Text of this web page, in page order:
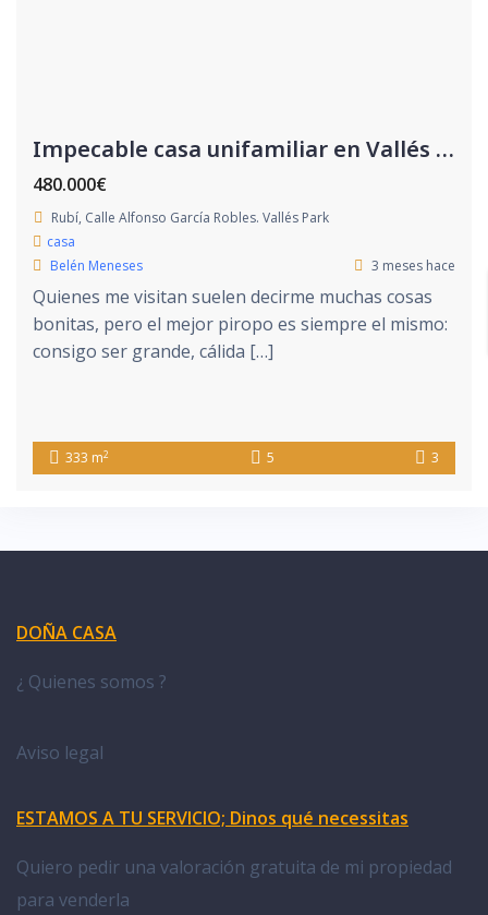
Impecable casa unifamiliar en Vallés Park
480.000€
Rubí, Calle Alfonso García Robles. Vallés Park
casa
Belén Meneses
3 meses hace
Quienes me visitan suelen decirme muchas cosas
bonitas, pero el mejor piropo es siempre el mismo:
consigo ser grande, cálida […]
333 m2 5 3
DOÑA CASA
¿ Quienes somos ?
Aviso legal
ESTAMOS A TU SERVICIO; Dinos qué necessitas
Quiero pedir una valoración gratuita de mi propiedad
para venderla